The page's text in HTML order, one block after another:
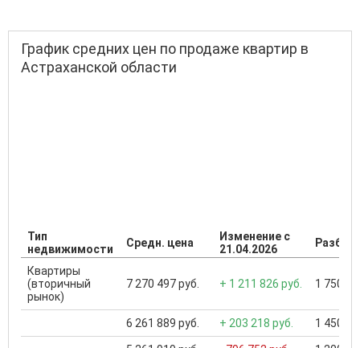
График средних цен по продаже квартир в
Астраханской области
Тип
недвижимости
Средн. цена
Изменение с
21.04.2026
Квартиры
(вторичный
рынок)
7 270 497 руб. + 1 211 826 руб. 1 750
6 261 889 руб. + 203 218 руб. 1 450